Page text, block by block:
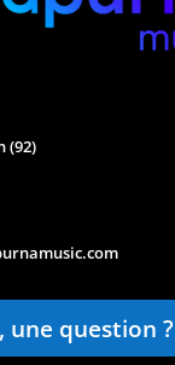
(92)
une question ?